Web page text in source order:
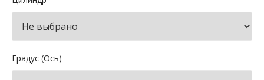
Градус (Ось)